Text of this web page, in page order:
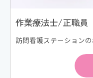
作業療法士/正職員